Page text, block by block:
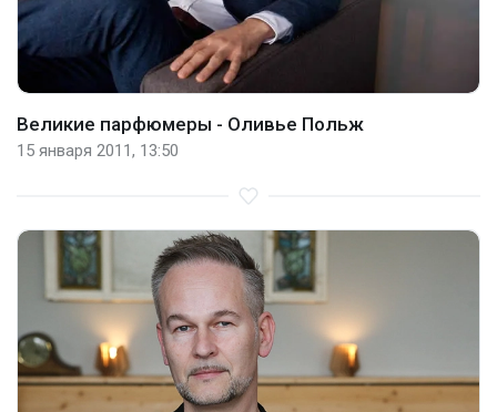
Великие парфюмеры - Оливье Польж
15 января 2011, 13:50